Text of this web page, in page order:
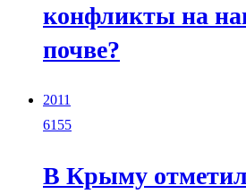
конфликты на
почве?
2011
6155
В Крыму